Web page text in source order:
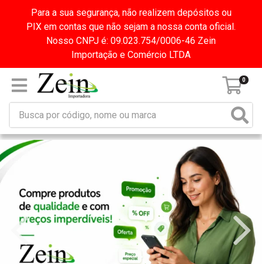
Para a sua segurança, não realizem depósitos ou
PIX em contas que não sejam a nossa conta oficial.
Nosso CNPJ é: 09.023.754/0006-46 Zein
Importação e Comércio LTDA
0